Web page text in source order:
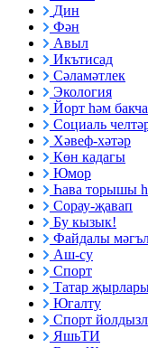
Дин
Фән
Авыл
Икътисад
Сәламәтлек
Экология
Йорт һәм бакча
Социаль
Хәвеф-хәтәр
Көн кадагы
Юмор
Һава торышы
Сорау-җавап
Бу кызык!
Файдалы
Аш-су
Спорт
Татар
Югалту
Спорт
ЯшьТИ